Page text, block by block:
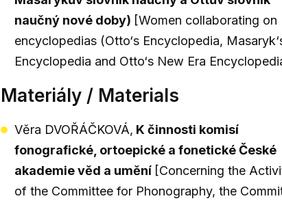
naučný nové doby) [Women collaborating on
encyclopedias (Otto‘s Encyclopedia,
Encyclopedia and Otto‘s New Era
Materiály / Materials
Věra DVOŘÁČKOVÁ, K činnosti komisí
fonografické, ortoepické a fonetické České
akademie věd a umění [Concerning the
of the Committee for Phonography, the